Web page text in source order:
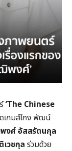
‘The Chinese
เกมส์โกง พัฒน์
งศ์ อัสสรัตนกุล
วชกุล ร่วมด้วย